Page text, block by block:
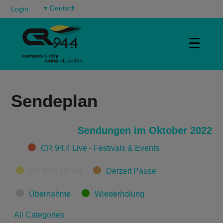
Login ▾
☰
Sendeplan
Sendungen im Oktober 2022
CategoriesCR 94.4 Live - Festivals & Events
Derzeit Pause
Übernahme Wiederholung
All Categories